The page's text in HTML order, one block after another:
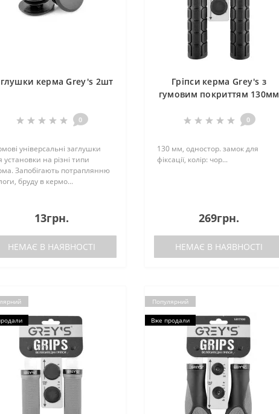
керма Grey's 2шт
0
універсальні заглушки
установки на різні типи
Запобігають потраплянню
бруду в кермо...
13грн.
НЕМАЄ В НАЯВНОСТІ
Гріпси керма Grey's з
гумовим покриттям 130мм
0
130 мм, одностор. замок для
фіксації, колір: чор...
269грн.
НЕМАЄ В НАЯВНОСТІ
Популярний
Вже продали